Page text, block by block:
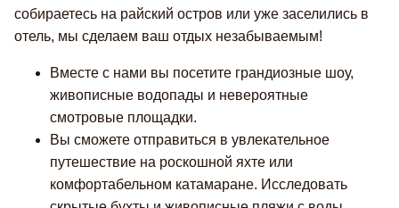
собираетесь на райский остров или уже заселились в
отель, мы сделаем ваш отдых незабываемым!
Вместе с нами вы посетите грандиозные шоу,
живописные водопады и невероятные
смотровые площадки.
Вы сможете отправиться в увлекательное
путешествие на роскошной яхте или
комфортабельном катамаране. Исследовать